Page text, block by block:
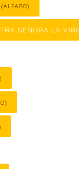
(ALFARO)
SEÑORA LA